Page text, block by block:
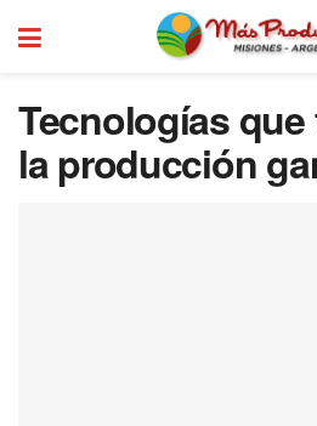
Tecnologías
la producción